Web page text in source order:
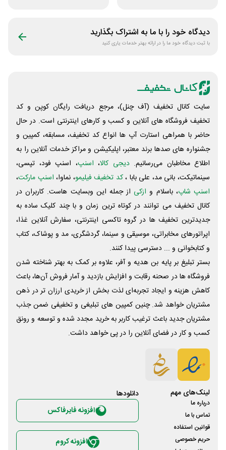
دیدگاه خود را با ما به اشتراک بگذارید
با ثبت دیدگاه خود ما را در ارائه بهتر خدمات یاری کنید
سایت کانال تخفیف (آف چنل)، مرجع دریافت رایگان کوپن و کد
تخفیف فروشگاه های آنلاین و کسب و‌ کارهای اینترنتی است. در حال
حاضر با همراهی استارت آپ ها انواع کد تخفیف، مسابقه، کمپین و
جشنواره های صدها برند معتبر، اپلیکیشن و مراکز خدمات آنلاین را به
اطلاع مخاطبان می‌رسانیم. دیجی کالا، اسنپ، اسنپ فود، تپسی،
سینماتیکت، بانی مد، علی‌ بابا ،کد تخفیف فیلیمو، نماوا، اسنپ مارکت،
اسنپ شاپ، باسلام و ازکی از جمله این وبسایت ‌هاست. کاربران در
کانال تخفیف می توانند در کوتاه ترین زمان و با چند کلیک ساده به
جدیدترین تخفیف ها در گروه تاکسی اینترنتی، سفارش آنلاین غذا،
اپراتورهای مخابراتی، موسیقی و سینما، گردشگری، مد و پوشاک، کتاب
و کتابخوانی و ... دسترسی پیدا کنند.
بستر تبلیغ بر پایه بن هدیه و آفر، علاوه بر کمک به بهتر شناخته شدن
فروشگاه ها در صحنه رقابت و افزایش بازدید و آمار فروش آن‌ها، باعث
کاهش هزینه و ایجاد تجربه‌ای لذت بخش از خریدی ارزان تر در ذهن
مشتریان خواهد شد. چنین کمپین های تبلیغی و تخفیفی ضمن جذب
مشتریان جدید باعث ترغیب کاربر به خرید مجدد شده و توسعه و رونق
کسب و کار در فضای آنلاین را در پی خواهد داشت.
لینک‌های مهم
درباره ما
تماس با ما
قوانین استفاده
حریم خصوصی
دانلود‌ها
افزونه فایرفاکس
افزونه کروم